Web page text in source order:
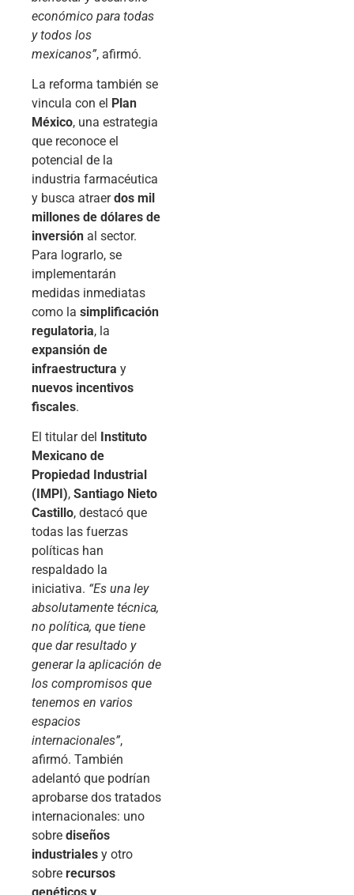
económico para todas
y todos los
mexicanos”, afirmó.
La reforma también se
vincula con el Plan
México, una estrategia
que reconoce el
potencial de la
industria farmacéutica
y busca atraerdos mil
millones de dólares de
inversión al sector.
Para lograrlo, se
implementarán
medidas inmediatas
como la simplificación
regulatoria, la
expansión de
infraestructura y
nuevos incentivos
fiscales.
El titular del
Instituto
Mexicano de
Propiedad Industrial
(IMPI), Santiago Nieto
Castillo, destacó que
todas las fuerzas
políticas han
respaldado la
iniciativa. “Es una ley
absolutamente técnica,
no política, que tiene
que dar resultado y
generar la aplicación de
los compromisos que
tenemos en varios
espacios
internacionales”,
afirmó. También
adelantó que podrían
aprobarse dos tratados
internacionales: uno
sobre diseños
industriales y otro
sobre recursos